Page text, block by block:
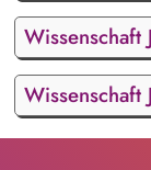
Wissenschaft
Wissenschaft